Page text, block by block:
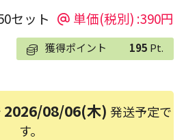
セット 単価(税別) :390円
獲得ポイント 195 Pt.
2026/08/06(木) 発送予定で
す。